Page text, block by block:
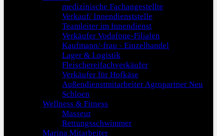
medizinische Fachangestellte
Verkauf/ Innendienststelle
Teamleiter im Innendienst
Verkäufer Vodafone-Filialen
Kaufmann/-frau - Einzelhandel
Lager & Logistik
Fleischereifachverkäufer
Verkäufer für Hofkäse
Außendienstmitarbeiter Agropartner Neu
Schloen
Wellness & Fitness
Masseur
Rettungsschwimmer
Marina Mitarbeiter